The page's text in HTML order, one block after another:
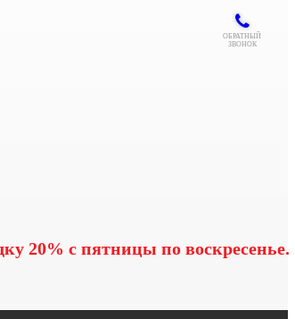
ОБРАТНЫЙ
ЗВОНОК
20% с пятницы по воскресенье.